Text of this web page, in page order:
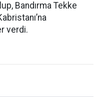
Bandırma Tekke
verdi.